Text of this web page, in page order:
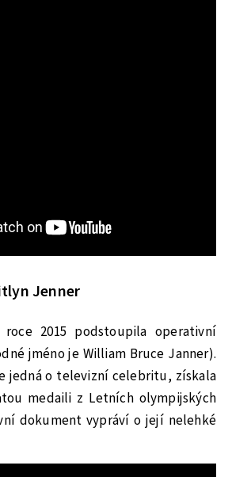
Jenner
2015 podstoupila operativní
jméno je William Bruce Janner).
jedná o televizní celebritu, získala
medaili z Letních olympijských
dokument vypráví o její nelehké